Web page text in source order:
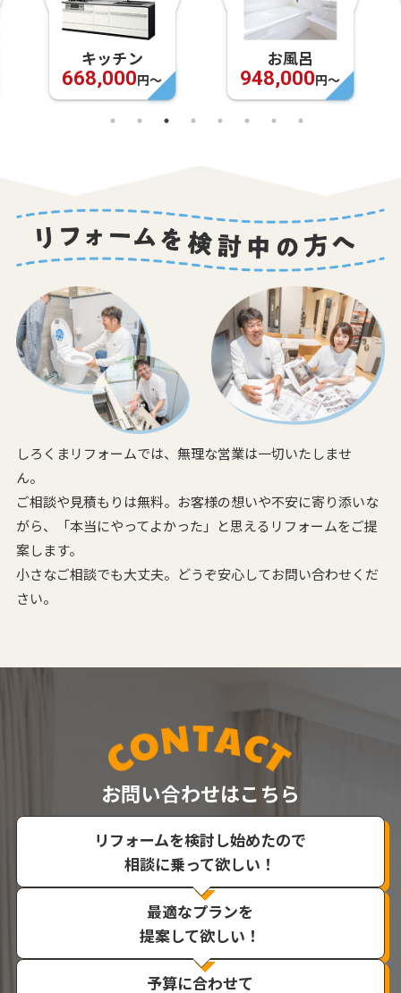
キッチン
668,000円〜
お風呂
948,000円〜
しろくまリフォームでは、無理な営業は一切いたしませ
ん。
ご相談や見積もりは無料。お客様の想いや不安に寄り添いな
がら、
「本当にやってよかった」と思えるリフォームをご提
案します。
小さなご相談でも大丈夫。どうぞ安心してお問い合わせくだ
さい。
お問い合わせはこちら
リフォームを検討し始めたので
相談に乗って欲しい！
最適なプランを
提案して欲しい！
予算に合わせて